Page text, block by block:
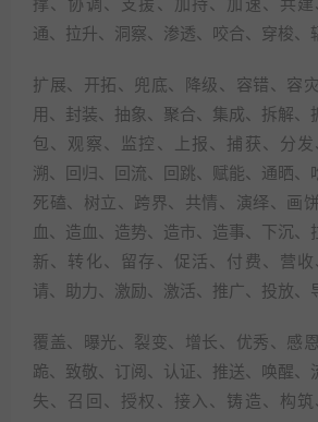
撑、协调、支援、加持、加速、共
通、拉升、洞察、渗透、咬合、穿梭、
扩展、开拓、兜底、降级、容错、容
用、封装、抽象、聚合、集成、拆解、
包、观察、监控、上报、捕获、分发
溯、回归、回流、回跳、赋能、通晒、
死磕、树立、跨界、共情、演绎、画
血、造血、造势、造市、造事、下沉、
新、转化、留存、促活、付费、营
请、助力、激励、激活、推广、投放、
覆盖、曝光、裂变、增长、优秀、感
跪、致敬、订阅、认证、推送、唤醒、
失、召回、授权、接入、铸造、构